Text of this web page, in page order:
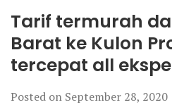
Tarif termurah
Barat ke Kulon
tercepat all
Posted on September 28, 2020